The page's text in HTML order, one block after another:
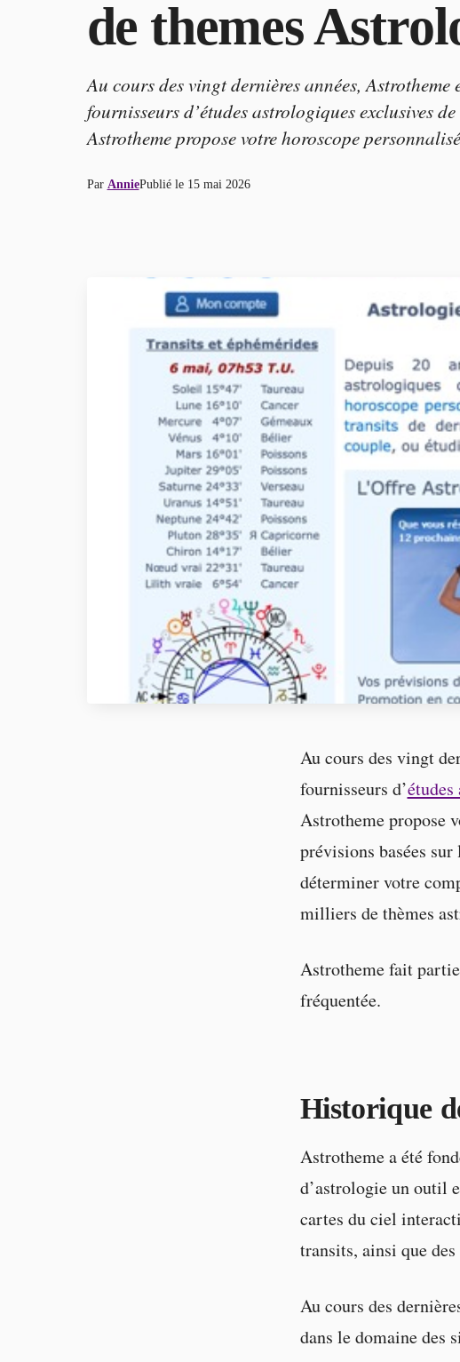
de themes
Au cours des vingt dernières années,
fournisseurs d’études astrologiques exclusives
Astrotheme propose votre horoscope
Par AnniePublié le 15 mai 2026
Au cours des vingt
fournisseurs d’
Astrotheme propose
prévisions basées
déterminer votre
milliers de thèmes
Astrotheme fait partie
fréquentée.
Historique
Astrotheme a été
d’astrologie un outil
cartes du ciel
transits, ainsi que
Au cours des
dans le domaine des